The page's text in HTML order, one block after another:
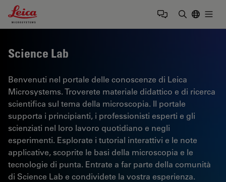
Leica Microsystems Logo
Science Lab
Benvenuti nel portale delle conoscenze di Leica
Microsystems. Troverete materiale didattico e di ricerca
scientifica sul tema della microscopia. Il portale
supporta i principianti, i professionisti esperti e gli
scienziati nel loro lavoro quotidiano e negli
esperimenti. Esplorate i tutorial interattivi e le note
applicative, scoprite le basi della microscopia e le
tecnologie di punta. Entrate a far parte della comunità
di Science Lab e condividete la vostra esperienza.